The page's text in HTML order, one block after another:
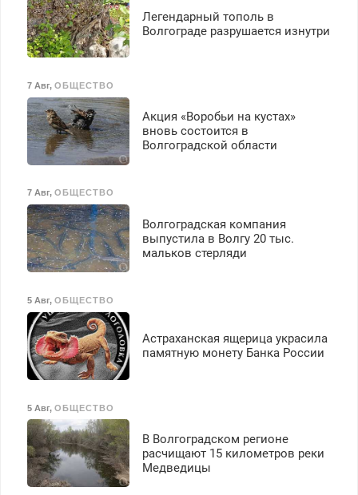
Легендарный тополь в
Волгограде разрушается изнутри
7 Авг, ОБЩЕСТВО
Акция «Воробьи на кустах»
вновь состоится в
Волгоградской области
7 Авг, ОБЩЕСТВО
Волгоградская компания
выпустила в Волгу 20 тыс.
мальков стерляди
5 Авг, ОБЩЕСТВО
Астраханская ящерица украсила
памятную монету Банка России
5 Авг, ОБЩЕСТВО
В Волгоградском регионе
расчищают 15 километров реки
Медведицы